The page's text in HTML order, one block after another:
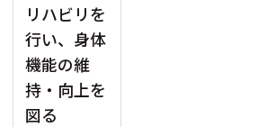
リハビリを
行い、身体
機能の維
持・向上を
図る